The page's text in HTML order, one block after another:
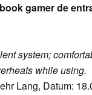
gamer de
system;
while using.
Lang, Datum: